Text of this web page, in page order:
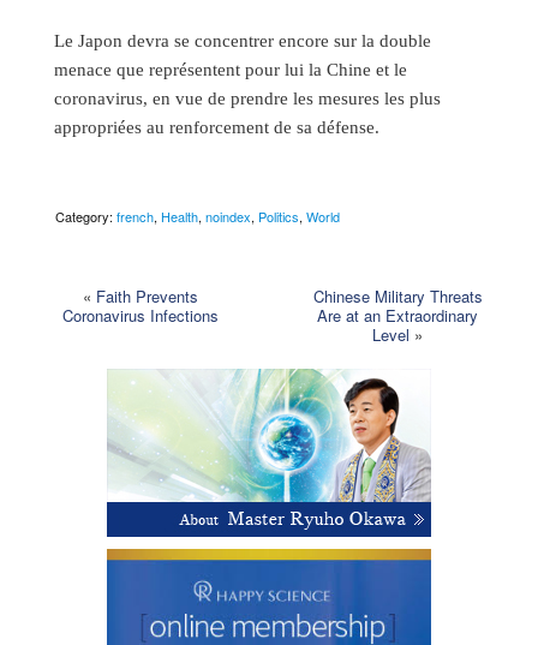
Le Japon devra se concentrer encore sur la double
menace que représentent pour lui la Chine et le
coronavirus, en vue de prendre les mesures les plus
appropriées au renforcement de sa défense.
Category: french, Health, noindex, Politics, World
« Faith Prevents
Coronavirus Infections
Chinese Military Threats
Are at an Extraordinary
Level »